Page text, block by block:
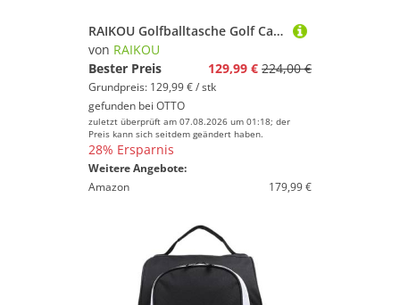
RAIKOU Golfballtasche Golf Cartbag Wasserdichte 14 fach Divider Trolley kompatibel, Kühlfach, Wertsachenfach, ink Staubschutzaube
von RAIKOU
Bester Preis
129,99 € 224,00 €
Grundpreis: 129,99 € / stk
gefunden bei OTTO
zuletzt überprüft am 07.08.2026 um 01:18; der
Preis kann sich seitdem geändert haben.
28% Ersparnis
Weitere Angebote:
Amazon
179,99 €